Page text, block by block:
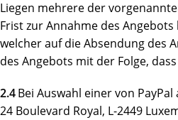
Liegen mehrere der
Frist zur Annahme des
welcher auf die Absendung des
des Angebots mit der Folge,
2.4Bei Auswahl einer von
24 Boulevard Royal, L-2449